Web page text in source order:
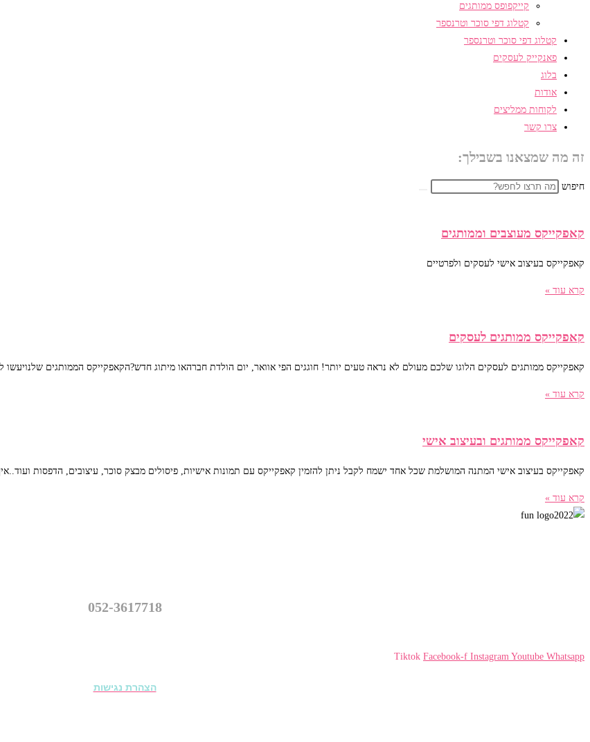
קייקפופס ממותגים
קטלוג דפי סוכר וטרנספר
קטלוג דפי סוכר וטרנספר
פאנקייק לעסקים
בלוג
אודות
לקוחות ממליצים
צרו קשר
זה מה שמצאנו בשבילך:
חיפוש
קאפקייקס מעוצבים וממותגים
קאפקייקס בעיצוב אישי לעסקים ולפרטיים
קרא עוד »
קאפקייקס ממותגים לעסקים
קאפקייקס ממותגים לעסקים הלוגו שלכם מעולם לא נראה טעים יותר! חוגגים הפי אוואר, יום הולדת חברהאו מיתוג חדש?הקאפקייקס הממותגים שלנויעשו
קרא עוד »
קאפקייקס ממותגים ובעיצוב אישי
קאפקייקס בעיצוב אישי המתנה המושלמת שכל אחד ישמח לקבל​​ ניתן להזמין קאפקייקס עם תמונות אישיות, פיסולים מבצק סוכר, עיצובים, הדפסות
קרא עוד »
052-3617718
Tiktok Facebook-f Instagram Youtube Whatsapp
הצהרת נגישות